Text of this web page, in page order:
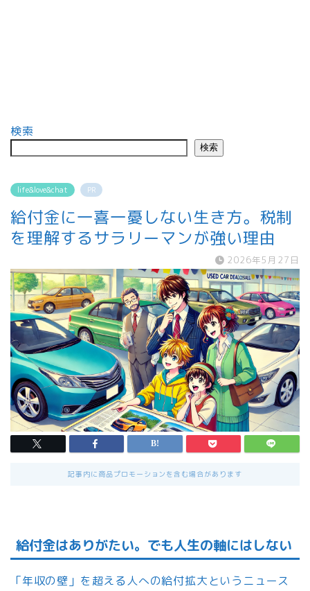
検索
検索
life&love&chat PR
給付金に一喜一憂しない生き方。税制
を理解するサラリーマンが強い理由
2026年5月27日
記事内に商品プロモーションを含む場合があります
給付金はありがたい。でも人生の軸にはしない
「年収の壁」を超える人への給付拡大というニュース